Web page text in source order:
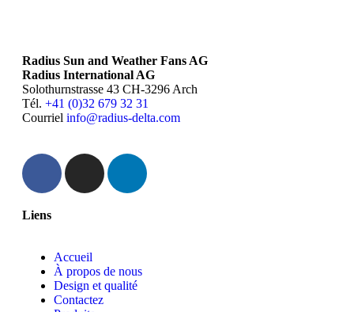
Radius Sun and Weather Fans AG
Radius International AG
Solothurnstrasse 43 CH-3296 Arch
Tél. +41 (0)32 679 32 31
Courriel info@radius-delta.com
Liens
Accueil
À propos de nous
Design et qualité
Contactez